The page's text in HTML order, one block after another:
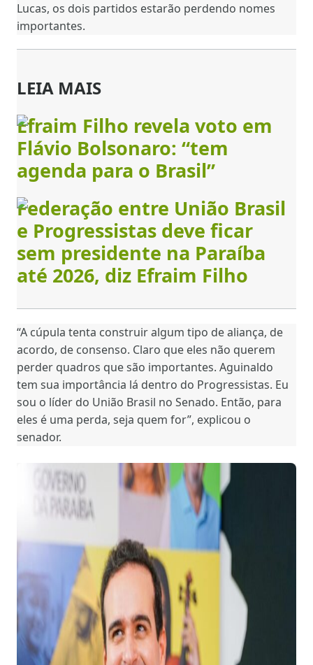
Lucas, os dois partidos estarão perdendo nomes
importantes.
LEIA MAIS
Efraim Filho revela voto em
Flávio Bolsonaro: “tem
agenda para o Brasil”
Federação entre União Brasil
e Progressistas deve ficar
sem presidente na Paraíba
até 2026, diz Efraim Filho
“A cúpula tenta construir algum tipo de aliança, de
acordo, de consenso. Claro que eles não querem
perder quadros que são importantes. Aguinaldo
tem sua importância lá dentro do Progressistas. Eu
sou o líder do União Brasil no Senado. Então, para
eles é uma perda, seja quem for”, explicou o
senador.